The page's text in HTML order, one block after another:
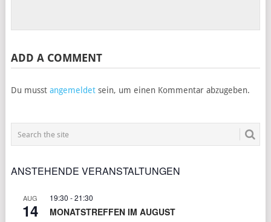
ADD A COMMENT
Du musst angemeldetsein, um einen Kommentar abzugeben.
ANSTEHENDE VERANSTALTUNGEN
AUG
14
19:30 -21:30
MONATSTREFFEN IM AUGUST